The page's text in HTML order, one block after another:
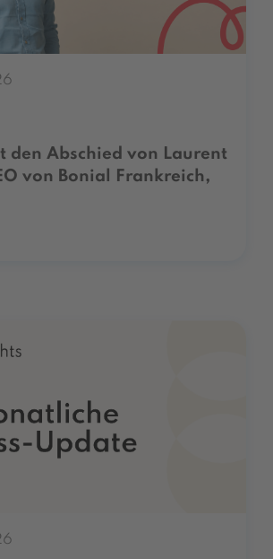
den Abschied von Laurent
von Bonial Frankreich,